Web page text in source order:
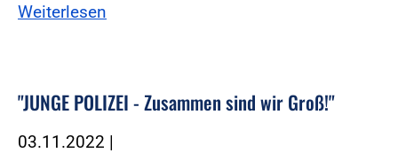
Weiterlesen
"JUNGE POLIZEI - Zusammen sind wir Groß!"
03.11.2022 |